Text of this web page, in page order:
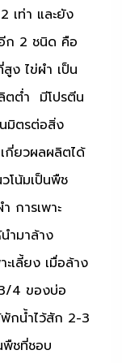
เท่า และยัง
ก 2 ชนิด คือ
ง ไข่ผำ เป็น
ตต่ำ มีโปรตีน
มิตรต่อสิ่ง
เกี่ยวผลผลิตได้
โน้มเป็นพืช
การเพาะ
ำมาล้าง
เลี้ยง เมื่อล้าง
3/4 ของบ่อ
พักน้ำไว้สัก 2-3
ชที่ชอบ